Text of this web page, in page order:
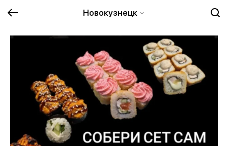
Новокузнецк